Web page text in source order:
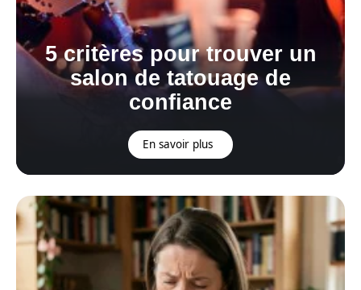
5 critères pour trouver un
salon de tatouage de
confiance
En savoir plus